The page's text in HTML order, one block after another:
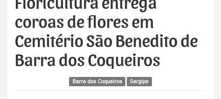
Floricultura entrega
coroas de flores em
Cemitério São Benedito de
Barra dos Coqueiros
Barra dos Coqueiros Sergipe